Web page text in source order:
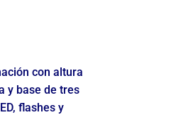
con altura
y base de tres
flashes y